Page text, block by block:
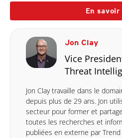
En savoir
Jon Clay
Vice
Threat
Jon Clay travaille dans le
depuis plus de 29 ans. Jon
secteur pour former et
toutes les recherches et
publiées en externe par